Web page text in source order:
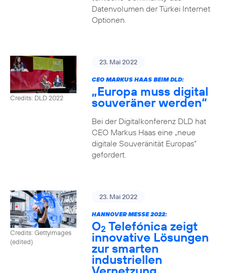
Datenvolumen der Türkei Internet
Optionen.
Credits: DLD 2022
23. Mai 2022
CEO MARKUS HAAS BEIM DLD:
„Europa muss digital
souveräner werden“
Bei der Digitalkonferenz DLD hat
CEO Markus Haas eine „neue
digitale Souveränität Europas“
gefordert.
Credits: Gettyimages
(edited)
23. Mai 2022
HANNOVER MESSE 2022:
O2 Telefónica zeigt
innovative Lösungen
zur smarten
industriellen